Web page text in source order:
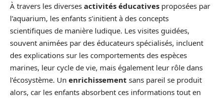
À travers les diverses activités éducatives proposées par
l’aquarium, les enfants s’initient à des concepts
scientifiques de manière ludique. Les visites guidées,
souvent animées par des éducateurs spécialisés, incluent
des explications sur les comportements des espèces
marines, leur cycle de vie, mais également leur rôle dans
l’écosystème. Un enrichissement sans pareil se produit
alors, car les enfants absorbent ces informations tout en